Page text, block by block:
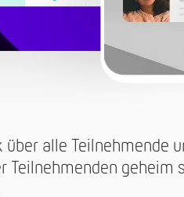
alle Teilnehmende
Teilnehmenden geheim